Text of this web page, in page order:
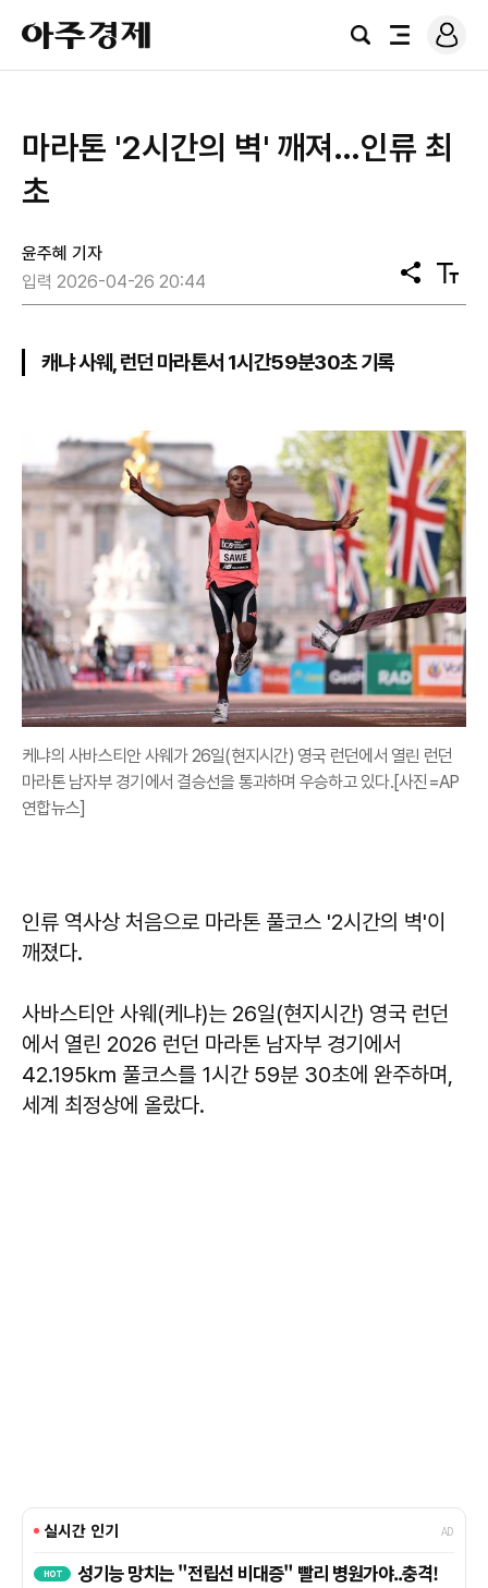
아
주
경
검
전
로
그
마라톤 '2시간의 벽' 깨져…인류 최
초
윤주혜 기자
입력 2026-04-26 20:44
공
유
텍
스
캐냐 사웨, 런던 마라톤서 1시간59분30초 기록
케냐의 사바스티안 사웨가 26일(현지시간) 영국 런던에서 열린 런던
마라톤 남자부 경기에서 결승선을 통과하며 우승하고 있다.[사진=AP
연합뉴스]
인류 역사상 처음으로 마라톤 풀코스 '2시간의 벽'이
깨졌다.
사바스티안 사웨(케냐)는 26일(현지시간) 영국 런던
에서 열린 2026 런던 마라톤 남자부 경기에서
42.195㎞ 풀코스를 1시간 59분 30초에 완주하며,
세계 최정상에 올랐다.